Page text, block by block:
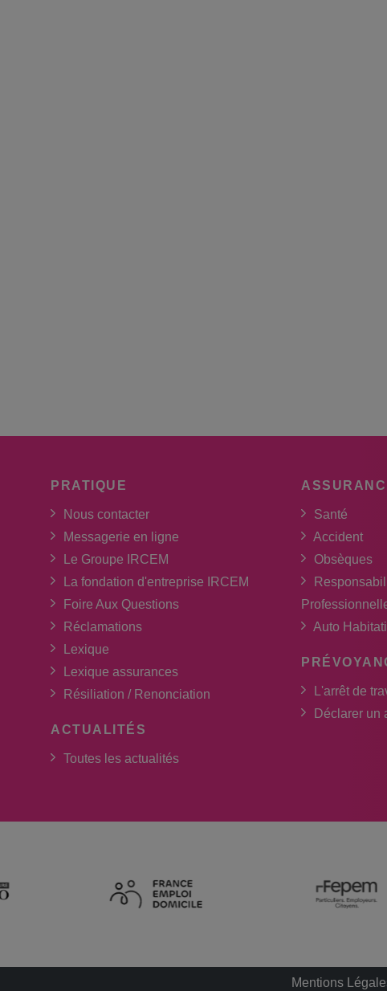
PRATIQUE
Nous contacter
Messagerie en ligne
Le Groupe IRCEM
La fondation d'entreprise IRCEM
Foire Aux Questions
Réclamations
Lexique
Lexique assurances
Résiliation / Renonciation
ACTUALITÉS
Toutes les actualités
Santé
Accident
Obsèques
Auto
L'arrêt de
Déclarer un
Mentions